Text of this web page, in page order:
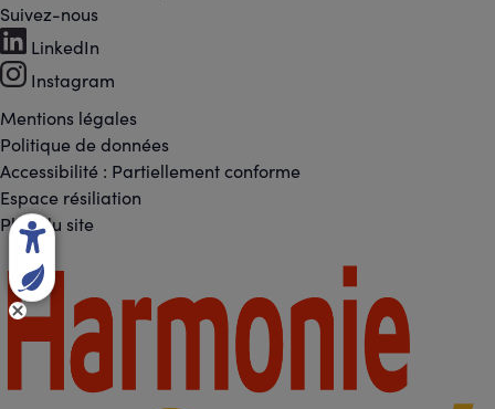
Footer
-
Réseaux
sociaux
Suivez-nous
LinkedIn
Instagram
Footer
-
Liens
légaux
Mentions légales
Politique de données
Accessibilité : Partiellement conforme
Espace résiliation
Plan du site
Footer
-
Partenaires